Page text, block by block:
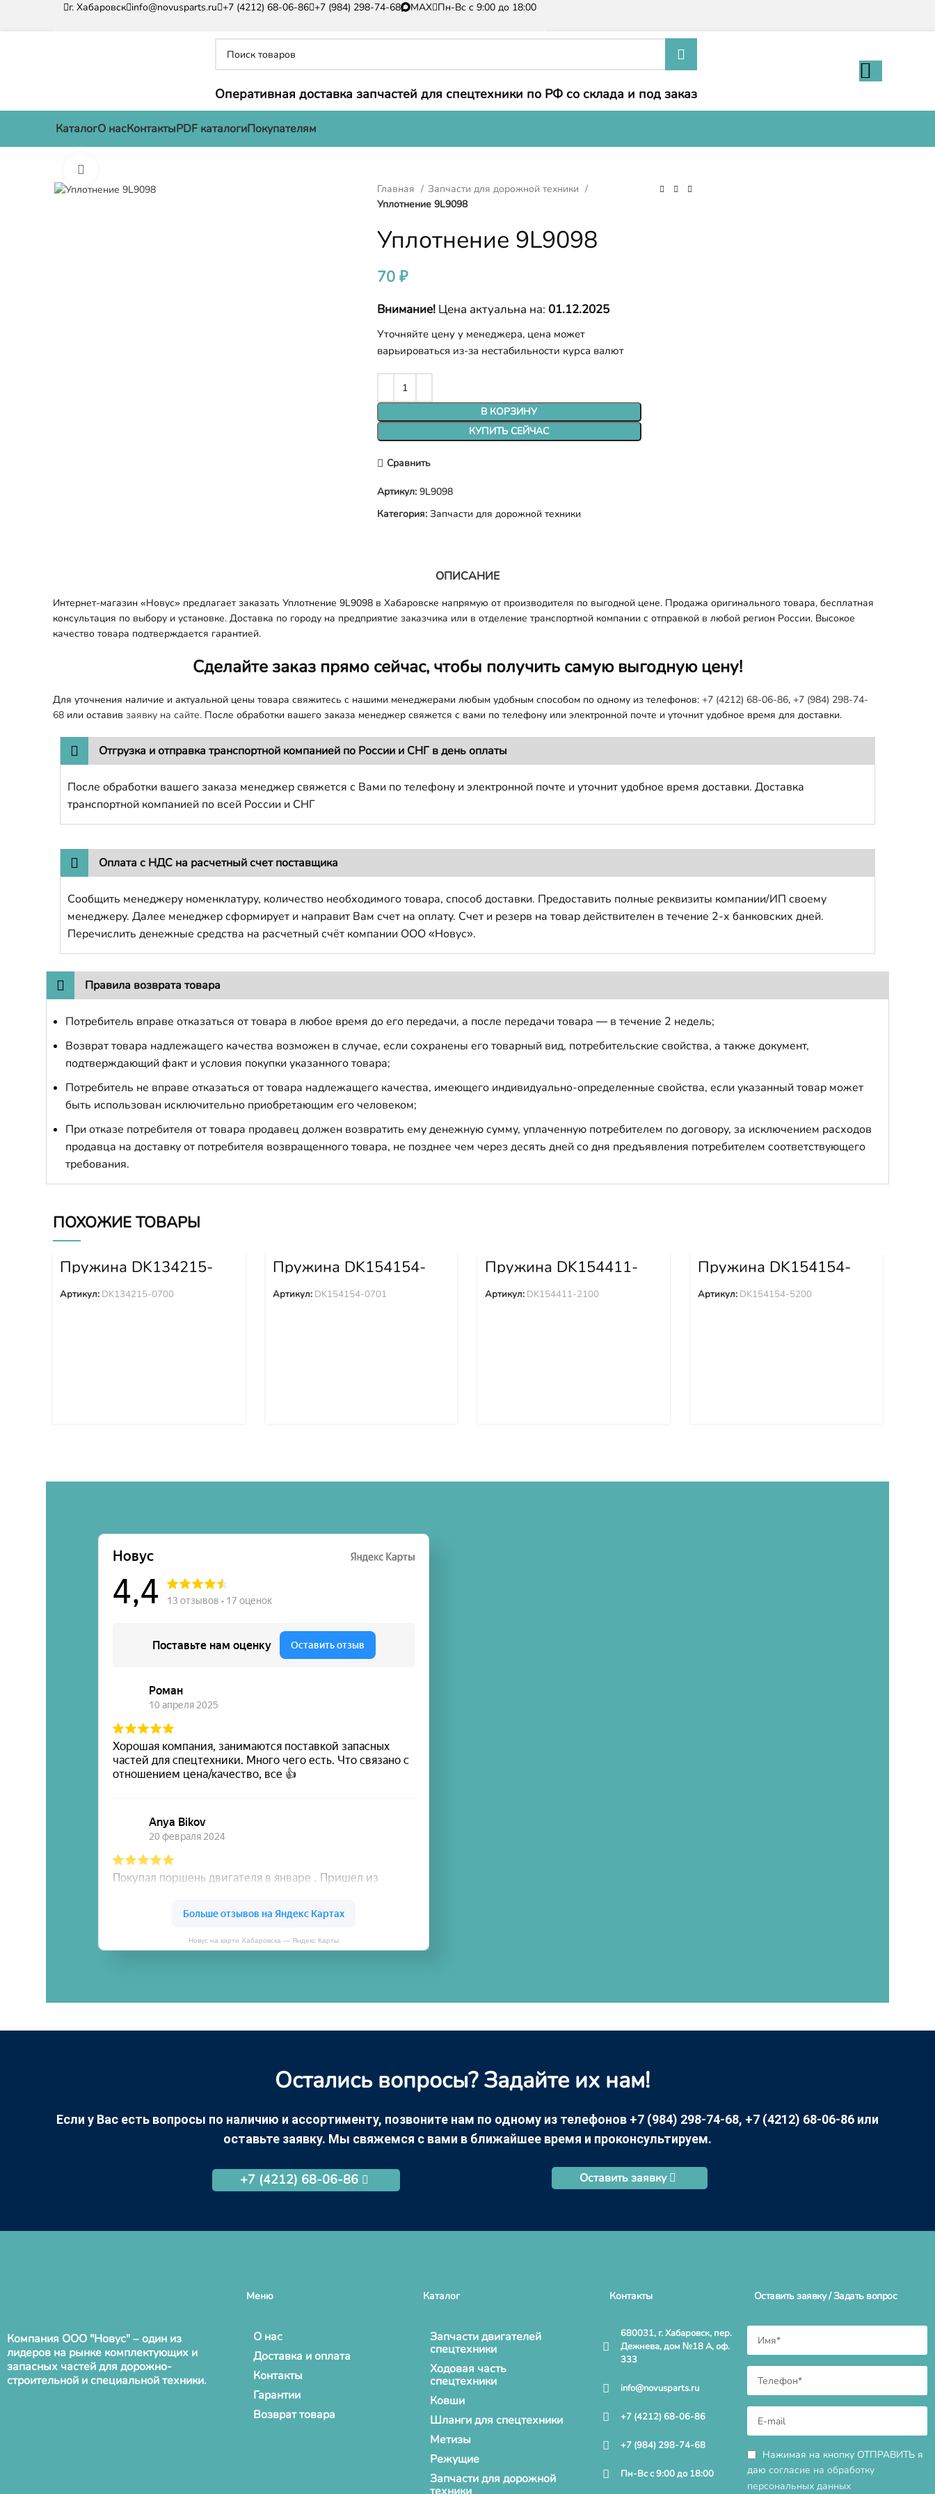
г. Хабаровск info@novusparts.ru +7 (4212) 68-06-86 +7 (984) 298-74-68 MAX Пн-Вс с 9:00 до 18:00
Оперативная доставка запчастей для спецтехники по РФ со склада и под заказ
КаталогО насКонтактыPDF каталогиПокупателям
Главная
Запчасти для дорожной техники
Уплотнение 9L9098
Уплотнение 9L9098
70₽
Внимание! Цена актуальна на: 01.12.2025
Уточняйте цену у менеджера, цена может
варьироваться из-за нестабильности курса валют
В КОРЗИНУ
КУПИТЬ СЕЙЧАС
Сравнить
Артикул:9L9098
Категория: Запчасти для дорожной техники
ОПИСАНИЕ
Интернет-магазин «Новус» предлагает заказать Уплотнение 9L9098 в Хабаровске напрямую от производителя по выгодной цене. Продажа оригинального товара, бесплатная
консультация по выбору и установке. Доставка по городу на предприятие заказчика или в отделение транспортной компании с отправкой в любой регион России. Высокое
качество товара подтверждается гарантией.
Сделайте заказ прямо сейчас, чтобы получить самую выгодную цену!
Для уточнения наличие и актуальной цены товара свяжитесь с нашими менеджерами любым удобным способом по одному из телефонов: +7 (4212) 68-06-86, +7 (984) 298-74-
68 или оставив заявку на сайте. После обработки вашего заказа менеджер свяжется с вами по телефону или электронной почте и уточнит удобное время для доставки.
Отгрузка и отправка транспортной компанией по России и СНГ в день оплаты
После обработки вашего заказа менеджер свяжется с Вами по телефону и электронной почте и уточнит удобное время доставки. Доставка
транспортной компанией по всей России и СНГ
Оплата с НДС на расчетный счет поставщика
Сообщить менеджеру номенклатуру, количество необходимого товара, способ доставки. Предоставить полные реквизиты компании/ИП своему
менеджеру. Далее менеджер сформирует и направит Вам счет на оплату. Счет и резерв на товар действителен в течение 2-х банковских дней.
Перечислить денежные средства на расчетный счёт компании ООО «Новус».
Правила возврата товара
Потребитель вправе отказаться от товара в любое время до его передачи, а после передачи товара — в течение 2 недель;
Возврат товара надлежащего качества возможен в случае, если сохранены его товарный вид, потребительские свойства, а также документ,
подтверждающий факт и условия покупки указанного товара;
Потребитель не вправе отказаться от товара надлежащего качества, имеющего индивидуально-определенные свойства, если указанный товар может
быть использован исключительно приобретающим его человеком;
При отказе потребителя от товара продавец должен возвратить ему денежную сумму, уплаченную потребителем по договору, за исключением расходов
продавца на доставку от потребителя возвращенного товара, не позднее чем через десять дней со дня предъявления потребителем соответствующего
требования.
ПОХОЖИЕ ТОВАРЫ
Пружина DK134215-
0700
Артикул: DK134215-0700
Пружина DK154154-
0701
Артикул: DK154154-0701
Пружина DK154411-
2100
Артикул: DK154411-2100
Пружина DK154154-
5200
Артикул: DK154154-5200
Новус на карте Хабаровска — Яндекс Карты
Остались вопросы? Задайте их нам!
Если у Вас есть вопросы по наличию и ассортименту, позвоните нам по одному из телефонов +7 (984) 298-74-68, +7 (4212) 68-06-86 или
оставьте заявку. Мы свяжемся с вами в ближайшее время и проконсультируем.
+7 (4212) 68-06-86 Оставить заявку
Компания ООО "Новус" – один из
лидеров на рынке комплектующих и
запасных частей для дорожно-
строительной и специальной техники.
Меню
О нас
Доставка и оплата
Контакты
Гарантии
Возврат товара
Каталог
Запчасти двигателей
спецтехники
Ходовая часть
спецтехники
Ковши
Шланги для спецтехники
Метизы
Режущие
Запчасти для дорожной
Контакты
680031, г. Хабаровск, пер.
Дежнева, дом №18 А, оф.
333
info@novusparts.ru
+7 (4212) 68-06-86
+7 (984) 298-74-68
Пн-Вс с 9:00 до 18:00
Оставить заявку / Задать вопрос
Нажимая на кнопку ОТПРАВИТЬ я
даю согласие на обработку
персональных данных